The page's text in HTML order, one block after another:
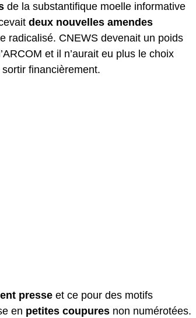
de la substantifique moelle informative
deux nouvelles amendes
radicalisé. CNEWS devenait un poids
et il n’aurait eu plus le choix
sortir financièrement.
presse et ce pour des motifs
en petites coupures non numérotées.